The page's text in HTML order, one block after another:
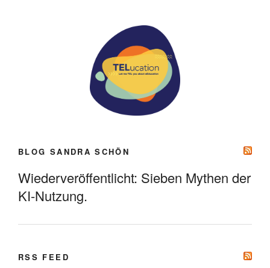
BLOG SANDRA SCHÖN
Wiederveröffentlicht: Sieben Mythen der
KI-Nutzung.
RSS FEED